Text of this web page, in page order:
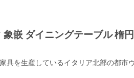
嵌 ダイニングテーブル 楕
具を生産しているイタリア北部の都市